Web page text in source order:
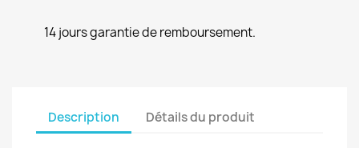
14 jours garantie de remboursement.
Description Détails du produit